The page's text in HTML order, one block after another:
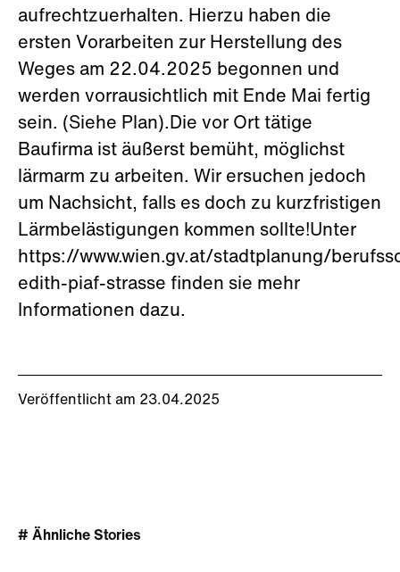
Veröffentlicht am 23.04.2025
aufrechtzuerhalten. Hierzu haben die
ersten Vorarbeiten zur Herstellung des
Weges am 22.04.2025 begonnen und
werden vorrausichtlich mit Ende Mai fertig
sein. (Siehe Plan).Die vor Ort tätige
Baufirma ist äußerst bemüht, möglichst
lärmarm zu arbeiten. Wir ersuchen jedoch
um Nachsicht, falls es doch zu kurzfristigen
Lärmbelästigungen kommen sollte!Unter
https://www.wien.gv.at/stadtplanung/
edith-piaf-strasse finden sie mehr
Informationen dazu.
# Ähnliche Stories